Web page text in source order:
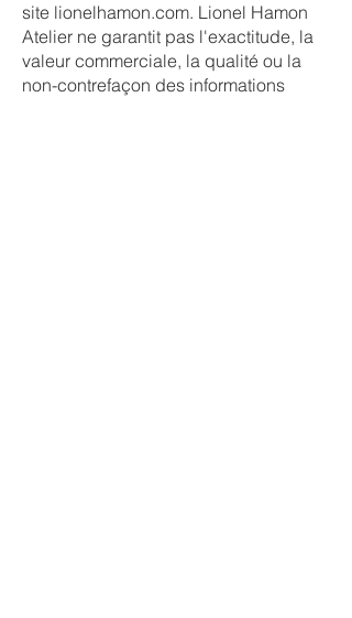
site lionelhamon.com. Lionel Hamon
Atelier ne garantit pas l'exactitude, la
valeur commerciale, la qualité ou la
non-contrefaçon des informations